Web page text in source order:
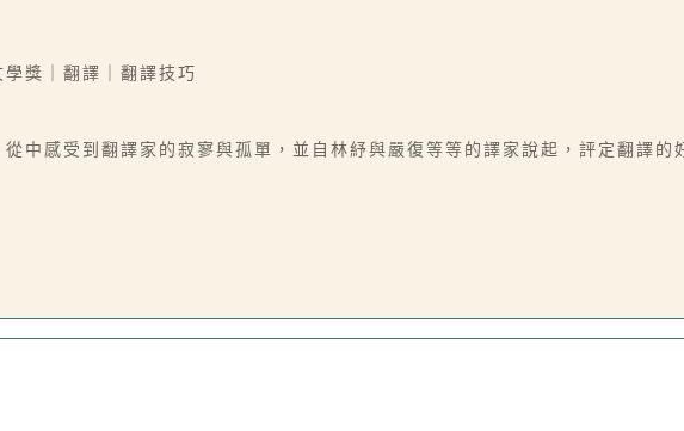
獎｜翻譯｜翻譯技巧
中感受到翻譯家的寂寥與孤單，並自林紓與嚴復等等的譯家說起，評定翻譯